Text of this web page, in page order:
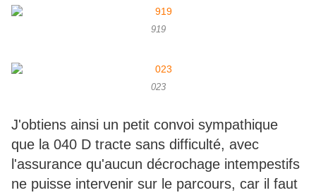
919
023
J'obtiens ainsi un petit convoi sympathique
que la 040 D tracte sans difficulté, avec
l'assurance qu'aucun décrochage intempestifs
ne puisse intervenir sur le parcours, car il faut